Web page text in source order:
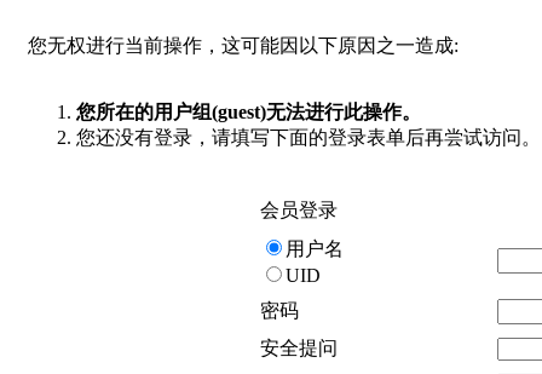
您无权进行当前操作，这可能因以下原因之一造成:
您所在的用户组(guest)无法进行此操作。
您还没有登录，请填写下面的登录表单后再尝试访问。
会员登录
用户名
UID
密码
安全提问